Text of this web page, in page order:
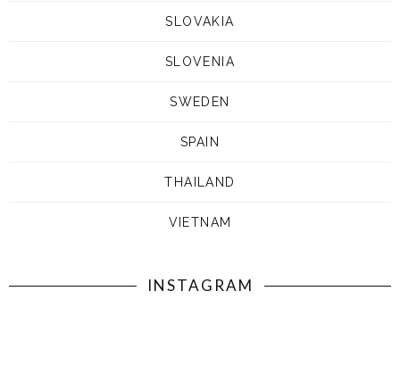
SLOVAKIA
SLOVENIA
SWEDEN
SPAIN
THAILAND
VIETNAM
INSTAGRAM